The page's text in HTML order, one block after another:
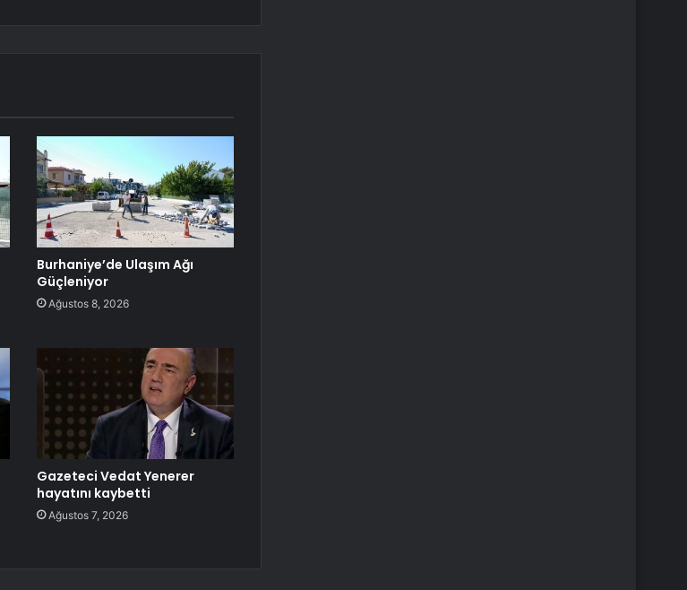
Burhaniye’de Ulaşım Ağı
Güçleniyor
Ağustos 8, 2026
Gazeteci Vedat Yenerer
hayatını kaybetti
Ağustos 7, 2026